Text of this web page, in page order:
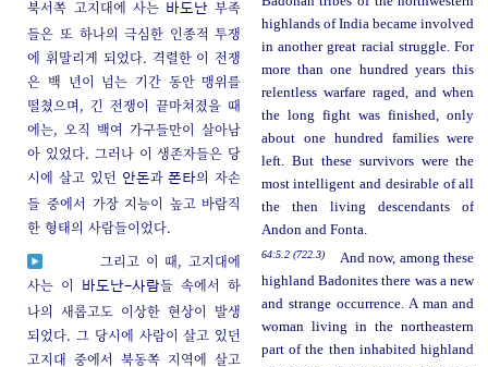
북서쪽 고지대에 사는 바도난 부족
들은 또 하나의 극심한 인종적 투쟁
에 휘말리게 되었다. 격렬한 이 전쟁
은 백 년이 넘는 기간 동안 맹위를
떨쳤으며, 긴 전쟁이 끝마쳐졌을 때
에는, 오직 백여 가구들만이 살아남
아 있었다. 그러나 이 생존자들은 당
시에 살고 있던
안돈과폰타의 자손
들 중에서 가장 지능이 높고 바람직
한 형태의 사람들이었다.
highlands of India became involved
in another great racial struggle. For
more than one hundred years this
relentless warfare raged, and when
the long fight was finished, only
about one hundred families were
left. But these survivors were the
most intelligent and desirable of all
the then living descendants of
Andon and Fonta.
그리고 이 때, 고지대에
사는 이
바도난-사람들 속에서 하
나의 새롭고도 이상한 현상이 발생
되었다. 그 당시에 사람이 살고 있던
고지대 중에서 북동쪽 지역에 살고
64:5.2 (722.3)
And now, among these
highland Badonites there was a new
and strange occurrence. A man and
woman living in the northeastern
part of the then inhabited highland